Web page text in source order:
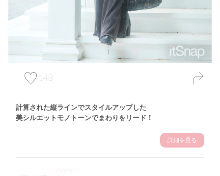
148
計算された縦ラインでスタイルアップした
美シルエットモノトーンでまわりをリード！
詳細を見る
Theme